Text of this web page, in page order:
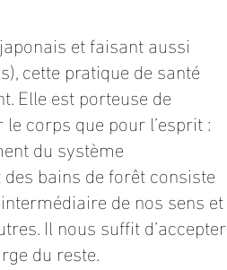
et faisant aussi
cette pratique de santé
Elle est porteuse de
corps que pour l’esprit :
du système
bains de forêt consiste
de nos sens et
Il nous suffit d’accepter
du reste.